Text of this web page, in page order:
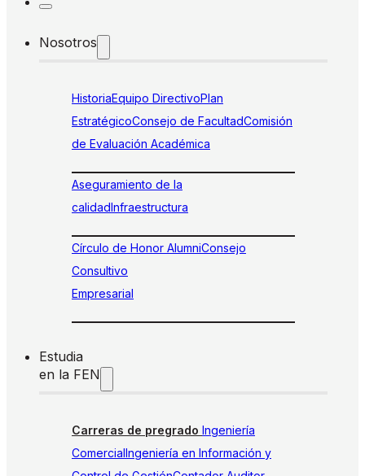
Nosotros
HistoriaEquipo DirectivoPlan
EstratégicoConsejo de FacultadComisión
de Evaluación Académica
Aseguramiento de la
calidadInfraestructura
Círculo de Honor AlumniConsejo
Consultivo
Empresarial
Estudia
en la FEN
Carreras de pregrado Ingeniería
ComercialIngeniería en Información y